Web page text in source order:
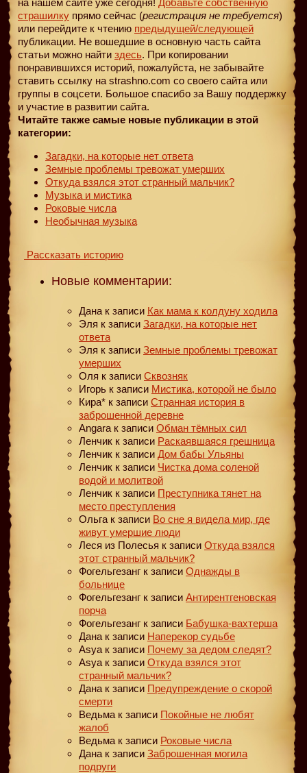
страшилку прямо сейчас (регистрация не требуется)
или перейдите к чтению предыдущей/следующей
публикации. Не вошедшие в основную часть сайта
статьи можно найти здесь. При копировании
понравившихся историй, пожалуйста, не забывайте
ставить ссылку на strashno.com со своего сайта или
группы в соцсети. Большое спасибо за Вашу поддержку
и участие в развитии сайта.
Читайте также самые новые публикации в этой
категории:
Загадки, на которые нет ответа
Земные проблемы тревожат умерших
Откуда взялся этот странный мальчик?
Музыка и мистика
Роковые числа
Необычная музыка
Рассказать историю
Новые комментарии:
Дана к записи Как мама к колдуну ходила
Эля к записи Загадки, на которые нет
ответа
Эля к записи Земные проблемы тревожат
умерших
Оля к записи Сквозняк
Игорь к записи Мистика, которой не было
Кира* к записи Странная история в
заброшенной деревне
Angara к записи Обман тёмных сил
Ленчик к записи Раскаявшаяся грешница
Ленчик к записи Дом бабы Ульяны
Ленчик к записи Чистка дома соленой
водой и молитвой
Ленчик к записи Преступника тянет на
место преступления
Ольга к записи Во сне я видела мир, где
живут умершие люди
Леся из Полесья к записи Откуда взялся
этот странный мальчик?
Фогельгезанг к записи Однажды в
больнице
Фогельгезанг к записи Антирентгеновская
порча
Фогельгезанг к записи Бабушка-вахтерша
Дана к записи Наперекор судьбе
Asya к записи Почему за дедом следят?
Asya к записи Откуда взялся этот
странный мальчик?
Дана к записи Предупреждение о скорой
смерти
Ведьма к записи Покойные не любят
жалоб
Ведьма к записи Роковые числа
Дана к записи Заброшенная могила
подруги